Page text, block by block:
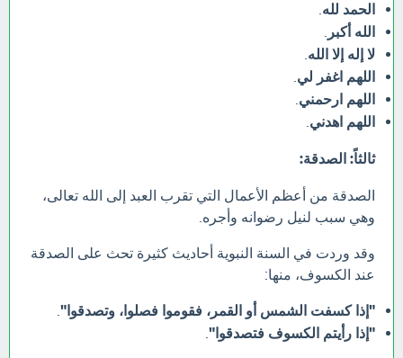
الحمد لله
الله أكبر
لا إله إلا الله
اللهم اغفر لي
اللهم ارحمني
اللهم اهدني
ثالثاً: الصدقة:
الصدقة من أعظم الأعمال التي تقرب العبد إلى الله تعالى،
وهي سبب لنيل رضوانه وأجره.
وقد وردت في السنة النبوية أحاديث كثيرة تحث على الصدقة
عند الكسوف، منها:
"إذا كسفت الشمس أو القمر، فقوموا فصلوا، وتصدقوا"
"إذا رأيتم الكسوف فتصدقوا"